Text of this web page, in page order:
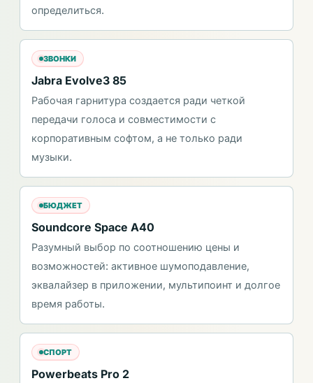
определиться.
ЗВОНКИ
Jabra Evolve3 85
Рабочая гарнитура создается ради четкой
передачи голоса и совместимости с
корпоративным софтом, а не только ради
музыки.
БЮДЖЕТ
Soundcore Space A40
Разумный выбор по соотношению цены и
возможностей: активное шумоподавление,
эквалайзер в приложении, мультипоинт и долгое
время работы.
СПОРТ
Powerbeats Pro 2